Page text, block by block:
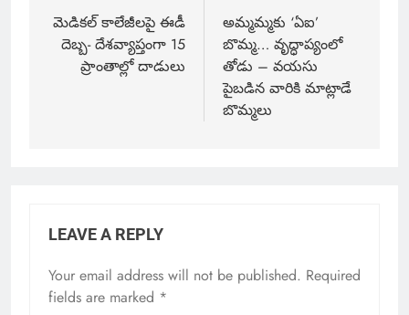
మెడికల్ కాలేజీలపై ఈడీ
దెబ్బ- దేశవ్యాప్తంగా 15
ప్రాంతాల్లో దాడులు
అమ్మమ్మకు ‘ఏఐ’
బొమ్మ… వృద్ధాప్యంలో
తోడు – వయసు
పైబడిన వారికి మాట్లాడే
బొమ్మలు
LEAVE A REPLY
Your email address will not be published. Required
fields are marked *